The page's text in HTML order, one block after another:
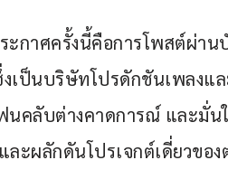
ะกาศครั้งนี้คือการโพสต์ผ่าน
เป็นบริษัทโปรดักชันเพลงแ
นคลับต่างคาดการณ์ และมั่
ละผลักดันโปรเจกต์เดี่ยวขอ